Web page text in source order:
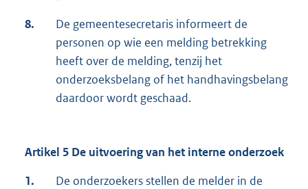
8.
De gemeentesecretaris informeert de
personen op wie een melding betrekking
heeft over de melding, tenzij het
onderzoeksbelang of het handhavingsbelang
daardoor wordt geschaad.
Artikel 5 De uitvoering van het interne onderzoek
1.
De onderzoekers stellen de melder in de